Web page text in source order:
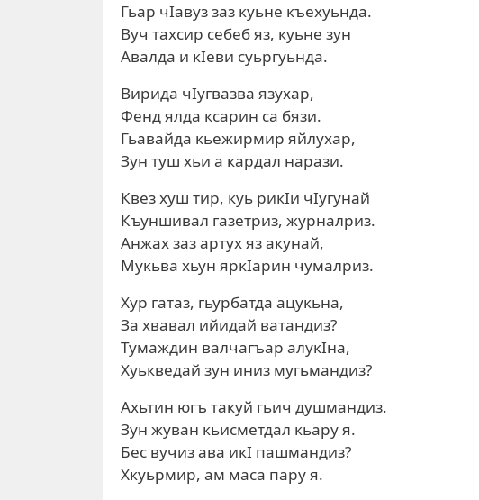
Гьар чIавуз заз куьне къехуьнда.
Вуч тахсир себеб яз, куьне зун
Авалда и кIеви суьргуьнда.
Вирида чIугвазва язухар,
Фенд ялда ксарин са бязи.
Гьавайда кьежирмир яйлухар,
Зун туш хьи а кардал нарази.
Квез хуш тир, куь рикIи чIугунай
Къуншивал газетриз, журналриз.
Анжах заз артух яз акунай,
Мукьва хьун яркIарин чумалриз.
Хур гатаз, гьурбатда ацукьна,
За хвавал ийидай ватандиз?
Тумаждин валчагъар алукIна,
Хуькведай зун иниз мугьмандиз?
Ахьтин югъ такуй гьич душмандиз.
Зун жуван кьисметдал кьару я.
Бес вучиз ава икI пашмандиз?
Хкуьрмир, ам маса пару я.